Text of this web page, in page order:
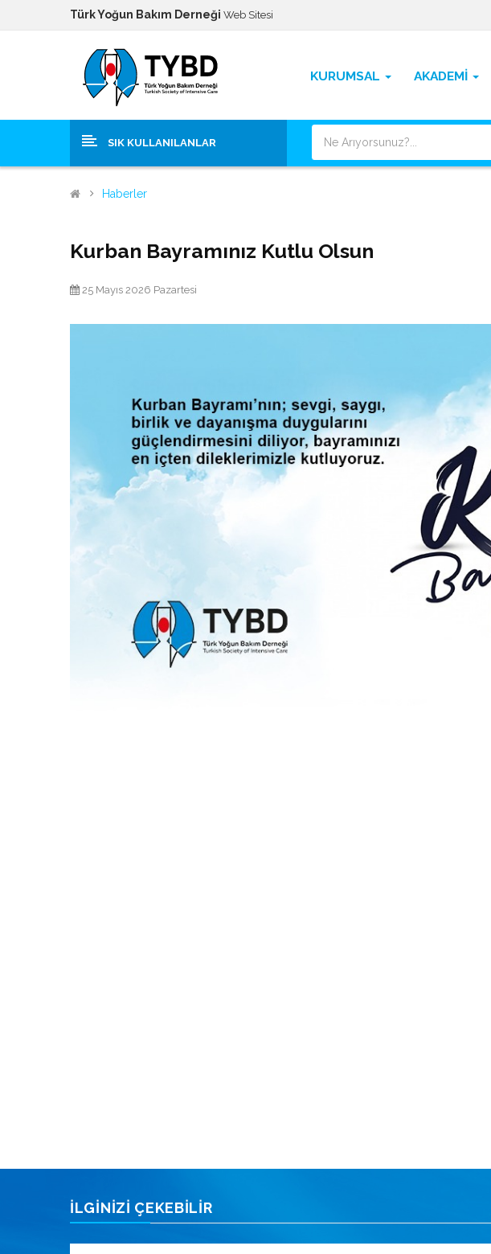
Türk Yoğun Bakım Derneği Web Sitesi
KURUMSAL AKADEMİ
SIK KULLANILANLAR
Haberler
Kurban Bayramınız Kutlu Olsun
25 Mayıs 2026 Pazartesi
İLGİNİZİ ÇEKEBİLİR